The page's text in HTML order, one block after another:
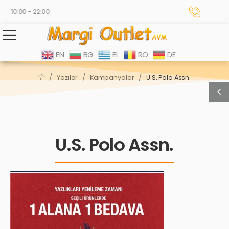
- 10:00 - 22:00
EN BG EL RO DE
/ Yazılar / Kampanyalar / U.S. Polo Assn.
U.S. Polo Assn.